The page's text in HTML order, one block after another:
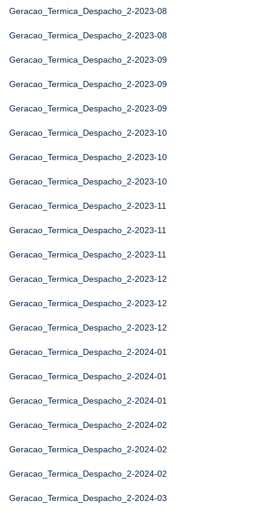
Geracao_Termica_Despacho_2-2023-08
Geracao_Termica_Despacho_2-2023-08
Geracao_Termica_Despacho_2-2023-09
Geracao_Termica_Despacho_2-2023-09
Geracao_Termica_Despacho_2-2023-09
Geracao_Termica_Despacho_2-2023-10
Geracao_Termica_Despacho_2-2023-10
Geracao_Termica_Despacho_2-2023-10
Geracao_Termica_Despacho_2-2023-11
Geracao_Termica_Despacho_2-2023-11
Geracao_Termica_Despacho_2-2023-11
Geracao_Termica_Despacho_2-2023-12
Geracao_Termica_Despacho_2-2023-12
Geracao_Termica_Despacho_2-2023-12
Geracao_Termica_Despacho_2-2024-01
Geracao_Termica_Despacho_2-2024-01
Geracao_Termica_Despacho_2-2024-01
Geracao_Termica_Despacho_2-2024-02
Geracao_Termica_Despacho_2-2024-02
Geracao_Termica_Despacho_2-2024-02
Geracao_Termica_Despacho_2-2024-03